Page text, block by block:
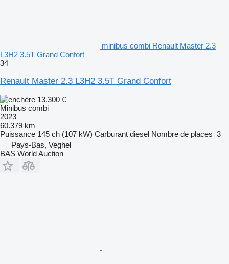
minibus combi Renault Master 2.3
L3H2 3.5T Grand Confort
34
Renault Master 2.3 L3H2 3.5T Grand Confort
13.300 €
Minibus combi
2023
60.379 km
Puissance 145 ch (107 kW) Carburant diesel Nombre de places 3
Pays-Bas, Veghel
BAS World Auction